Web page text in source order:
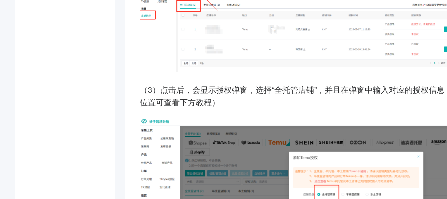
（3）点击后，会显示授权弹窗，选择“全托管店铺”，并且在弹窗中输入对应的授权信
位置可查看下方教程）